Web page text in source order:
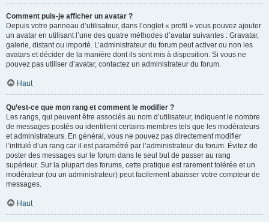
Comment puis-je afficher un avatar ?
Depuis votre panneau d’utilisateur, dans l’onglet « profil » vous pouvez ajouter
un avatar en utilisant l’une des quatre méthodes d’avatar suivantes : Gravatar,
galerie, distant ou importé. L’administrateur du forum peut activer ou non les
avatars et décider de la manière dont ils sont mis à disposition. Si vous ne
pouvez pas utiliser d’avatar, contactez un administrateur du forum.
Haut
Qu’est-ce que mon rang et comment le modifier ?
Les rangs, qui peuvent être associés au nom d’utilisateur, indiquent le nombre
de messages postés ou identifient certains membres tels que les modérateurs
et administrateurs. En général, vous ne pouvez pas directement modifier
l’intitulé d’un rang car il est paramétré par l’administrateur du forum. Évitez de
poster des messages sur le forum dans le seul but de passer au rang
supérieur. Sur la plupart des forums, cette pratique est rarement tolérée et un
modérateur (ou un administrateur) peut facilement abaisser votre compteur de
messages.
Haut